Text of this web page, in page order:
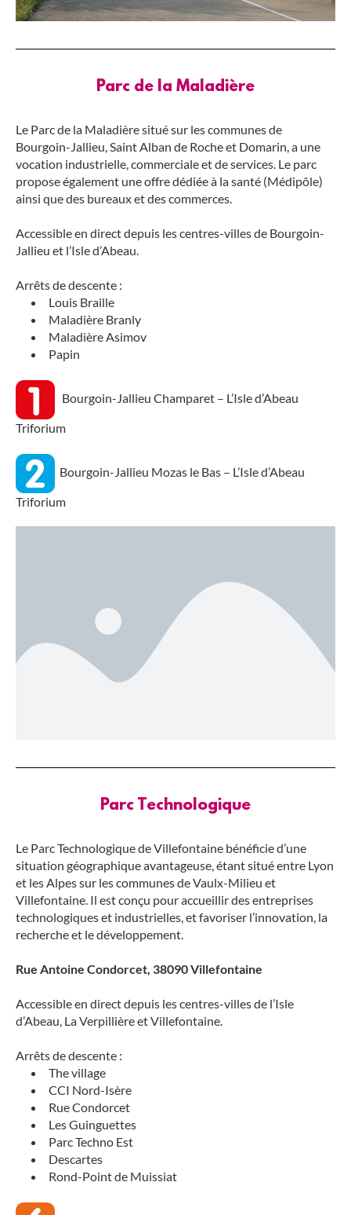
Parc de la Maladière
Le Parc de la Maladière situé sur les communes de
Bourgoin-Jallieu, Saint Alban de Roche et Domarin, a une
vocation industrielle, commerciale et de services. Le parc
propose également une offre dédiée à la santé (Médipôle)
ainsi que des bureaux et des commerces.
Accessible en direct depuis les centres-villes de Bourgoin-
Jallieu et l’Isle d’Abeau.
Arrêts de descente :
Louis Braille
Maladière Branly
Maladière Asimov
Papin
Bourgoin-Jallieu Champaret – L’Isle d’Abeau
Triforium
Bourgoin-Jallieu Mozas le Bas – L’Isle d’Abeau
Triforium
Parc Technologique
Le Parc Technologique de Villefontaine bénéficie d’une
situation géographique avantageuse, étant situé entre Lyon
et les Alpes sur les communes de Vaulx-Milieu et
Villefontaine. Il est conçu pour accueillir des entreprises
technologiques et industrielles, et favoriser l’innovation, la
recherche et le développement.
Rue Antoine Condorcet, 38090 Villefontaine
Accessible en direct depuis les centres-villes de l’Isle
d’Abeau, La Verpillière et Villefontaine.
Arrêts de descente :
The village
CCI Nord-Isère
Rue Condorcet
Les Guinguettes
Parc Techno Est
Descartes
Rond-Point de Muissiat